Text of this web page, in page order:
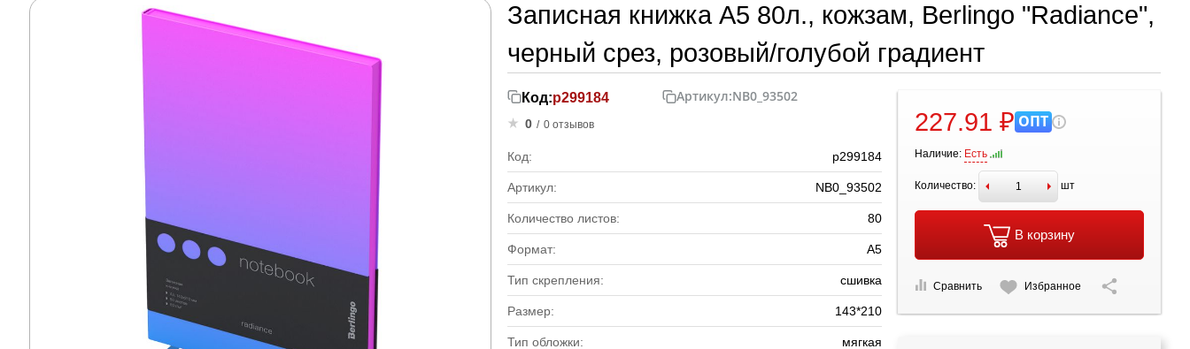
Записная книжка А5 80л., кожзам, Berlingo "Radiance",
черный срез, розовый/голубой градиент
Код:р299184 Артикул:NB0_93502
0 / 0 отзывов
Код: р299184
Артикул: NB0_93502
Количество листов: 80
Формат: А5
Тип скрепления: сшивка
Размер: 143*210
Тип обложки: мягкая
227.91 ₽ ОПТ
Наличие: Есть
Количество: шт
В корзину
Сравнить Избранное